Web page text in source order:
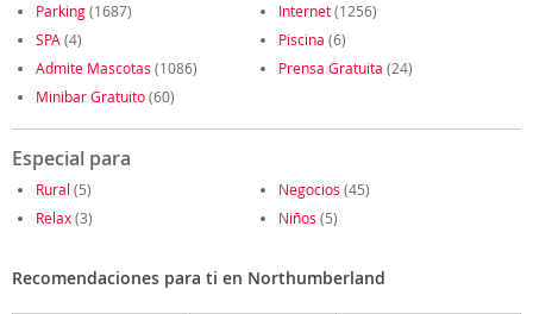
Parking(1687) Internet(1256)
SPA (4) Piscina (6)
Admite Mascotas (1086) Prensa Gratuita (24)
Minibar Gratuito(60)
Especial para
Rural (5) Negocios (45)
Relax(3) Niños (5)
Recomendaciones para ti en Northumberland